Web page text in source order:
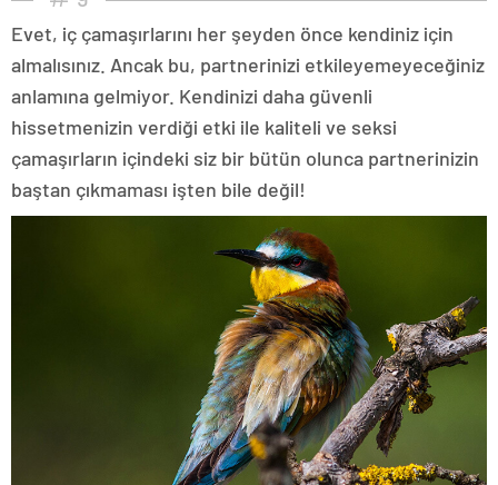
Evet, iç çamaşırlarını her şeyden önce kendiniz için
almalısınız. Ancak bu, partnerinizi etkileyemeyeceğiniz
anlamına gelmiyor. Kendinizi daha güvenli
hissetmenizin verdiği etki ile kaliteli ve seksi
çamaşırların içindeki siz bir bütün olunca partnerinizin
baştan çıkmaması işten bile değil!